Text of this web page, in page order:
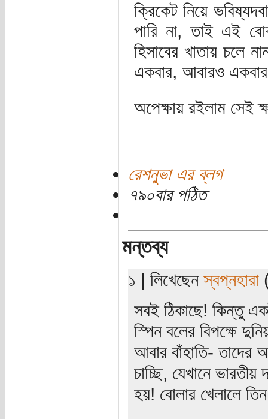
ক্রিকেট নিয়ে
পারি না, তাই এই
হিসাবের খাতায় চলে
একবার, আবারও একবার
অপেক্ষায় রইলাম সেই
রেশনুভা এর ব্লগ
৭৯০বার পঠিত
মন্তব্য
১ | লিখেছেনস্বপ্নহারা
সবই ঠিকাছে! কিন্তু
স্পিন বলের বিপক্ষে
আবার বাঁহাতি- তাদের
চাচ্ছি, যেখানে
হয়! বোলার খেলালে